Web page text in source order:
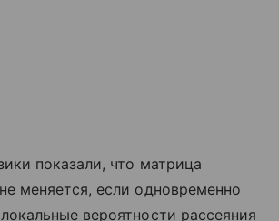
показали, что матрица
меняется, если одновременно
вероятности рассеяния